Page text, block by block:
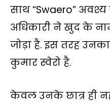
साथ “Swaero”
अधिकारी ने खुद के
जोड़ा है. इस तरह
कुमार स्वेरो है.
केवल उनके छात्र ही